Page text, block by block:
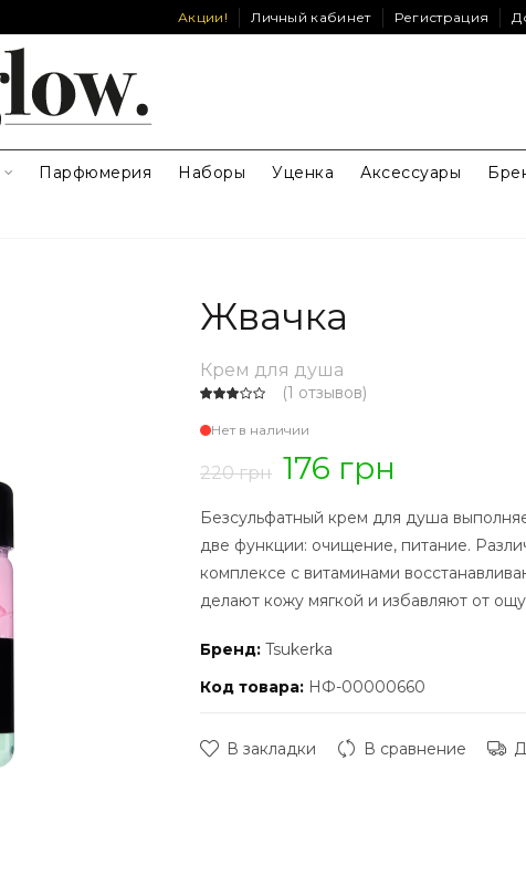
Акции! Личный кабинет Регистрация
Парфюмерия Наборы Уценка Аксессуары
Жвачка
Крем для душа
(1 отзывов)
Нет в наличии
220 грн 176 грн
Безсульфатный крем для душа
две функции: очищение, питание.
комплексе с витаминами
делают кожу мягкой и избавляют от
Бренд: Tsukerka
Код товара: НФ-00000660
В закладки В сравнение